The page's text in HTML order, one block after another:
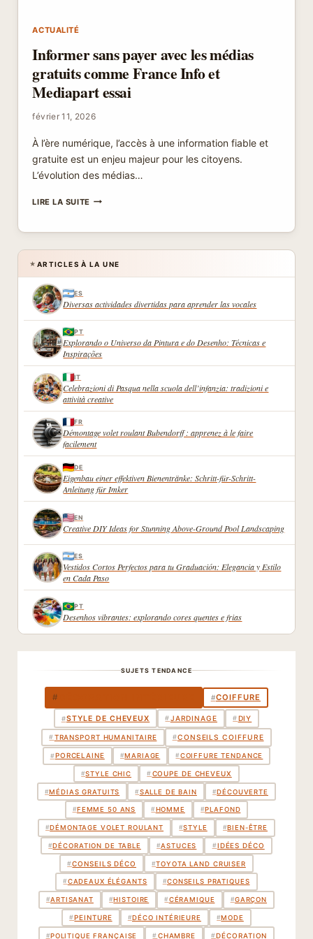
ACTUALITÉ
Informer sans payer avec les médias
gratuits comme France Info et
Mediapart essai
février 11, 2026
À l’ère numérique, l’accès à une information fiable et
gratuite est un enjeu majeur pour les citoyens.
L’évolution des médias…
LIRE LA SUITEINFORMER
AVEC
LES
MÉDIAS
INFO
ET
ESSAI
★ ARTICLES À LA UNE
ES
Diversas actividades divertidas para aprender las vocales
PT
Explorando o Universo da Pintura e do Desenho: Técnicas e
Inspirações
IT
Celebrazioni di Pasqua nella scuola dell’infanzia: tradizioni e
attività creative
FR
Démontage volet roulant Bubendorff : apprenez à le faire
facilement
DE
Eigenbau einer effektiven Bienentränke: Schritt-für-Schritt-
Anleitung für Imker
EN
Creative DIY Ideas for Stunning Above-Ground Pool Landscaping
ES
Vestidos Cortos Perfectos para tu Graduación: Elegancia y Estilo
en Cada Paso
PT
Desenhos vibrantes: explorando cores quentes e frias
SUJETS TENDANCE
# #COIFFURE
#STYLE DE CHEVEUX #JARDINAGE #DIY
#TRANSPORT HUMANITAIRE #CONSEILS COIFFURE
#PORCELAINE #MARIAGE # COIFFURE TENDANCE
#STYLE CHIC #COUPE DE CHEVEUX
#MÉDIAS GRATUITS # SALLE DE BAIN #DÉCOUVERTE
# FEMME 50 ANS # HOMME # PLAFOND
#DÉMONTAGE VOLET ROULANT #STYLE #BIEN-ÊTRE
#DÉCORATION DE TABLE #ASTUCES #IDÉES DÉCO
#CONSEILS DÉCO #TOYOTA LAND CRUISER
# CADEAUX ÉLÉGANTS #CONSEILS PRATIQUES
#ARTISANAT #HISTOIRE # CÉRAMIQUE #GARÇON
#PEINTURE #DÉCO INTÉRIEURE #MODE
#POLITIQUE FRANÇAISE #CHAMBRE #DÉCORATION